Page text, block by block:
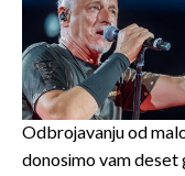
Odbrojavanju od
donosimo vam deset